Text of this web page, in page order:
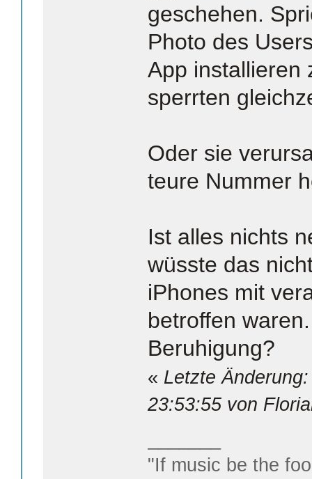
geschehen.
Photo des
App installieren
sperrten
Oder sie
teure Nummer
Ist alles nichts
wüsste das
iPhones mit
betroffen
Beruhigung?
« Letzte
23:53:55 von
"If music be the